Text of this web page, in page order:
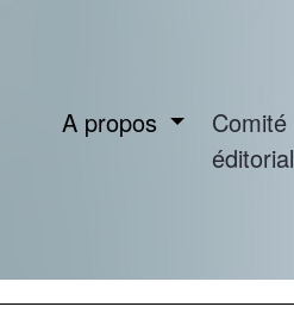
A propos
Comité
éditorial